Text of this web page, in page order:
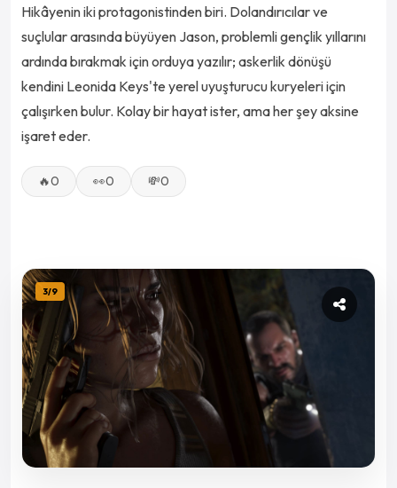
Hikâyenin iki protagonistinden biri. Dolandırıcılar ve
suçlular arasında büyüyen Jason, problemli gençlik yıllarını
ardında bırakmak için orduya yazılır; askerlik dönüşü
kendini Leonida Keys'te yerel uyuşturucu kuryeleri için
çalışırken bulur. Kolay bir hayat ister, ama her şey aksine
işaret eder.
🔥0 👀0 💸0
3/9